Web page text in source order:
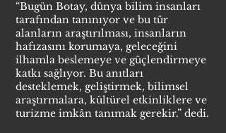
“Bugün Botay, dünya bilim insanları
tarafından tanınıyor ve bu tür
alanların araştırılması, insanların
hafızasını korumaya, geleceğini
ilhamla beslemeye ve güçlendirmeye
katkı sağlıyor. Bu anıtları
desteklemek, geliştirmek, bilimsel
araştırmalara, kültürel etkinliklere ve
turizme imkân tanımak gerekir.” dedi.